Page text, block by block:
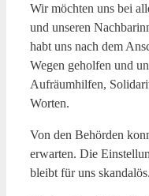
Wir möchten uns bei
und unseren
habt uns nach dem
Wegen geholfen und
Aufräumhilfen,
Worten.
Von den Behörden
erwarten. Die
bleibt für uns skandalös.